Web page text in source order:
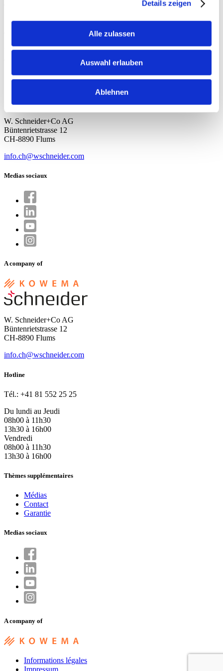
Details zeigen
Alle zulassen
Auswahl erlauben
Ablehnen
Du lundi au Jeudi
Vendredi
Garantie
W. Schneider+Co AG
Büntenrietstrasse 12
CH-8890 Flums
info.ch@wschneider.com
Medias sociaux
A company of
W. Schneider+Co AG
Büntenrietstrasse 12
CH-8890 Flums
info.ch@wschneider.com
Hotline
Tél.: +41 81 552 25 25
Du lundi au Jeudi
08h00 à 11h30
13h30 à 16h00
Vendredi
08h00 à 11h30
13h30 à 16h00
Thèmes supplémentaires
Médias
Contact
Garantie
Medias sociaux
A company of
Informations légales
Impressum